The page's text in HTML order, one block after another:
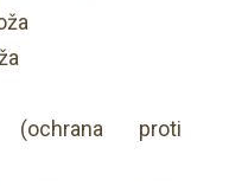
(ochrana proti